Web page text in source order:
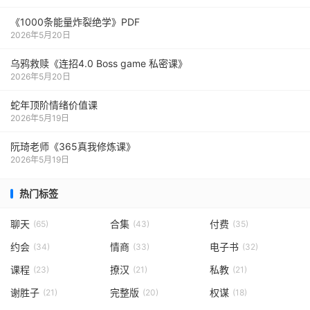
《1000‮能条‬‎量‮裂炸‬‎绝学》PDF
2026年5月20日
乌鸦救赎《连招4.0 Boss game 私密课》
2026年5月20日
蛇年顶阶情绪价值课
2026年5月19日
阮琦老师《365真我修炼课》
2026年5月19日
热门标签
聊天 (65) 合集 (43) 付费 (35)
约会 (34) 情商 (33) 电子书 (32)
课程 (23) 撩汉 (21) 私教 (21)
谢胜子 (21) 完整版 (20) 权谋 (18)